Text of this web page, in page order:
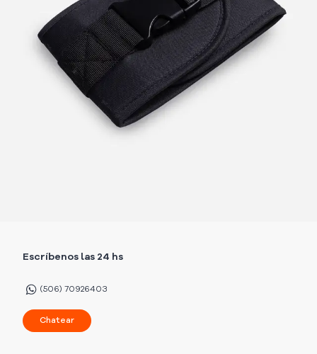
Escríbenos las 24 hs
(506) 70926403
Chatear